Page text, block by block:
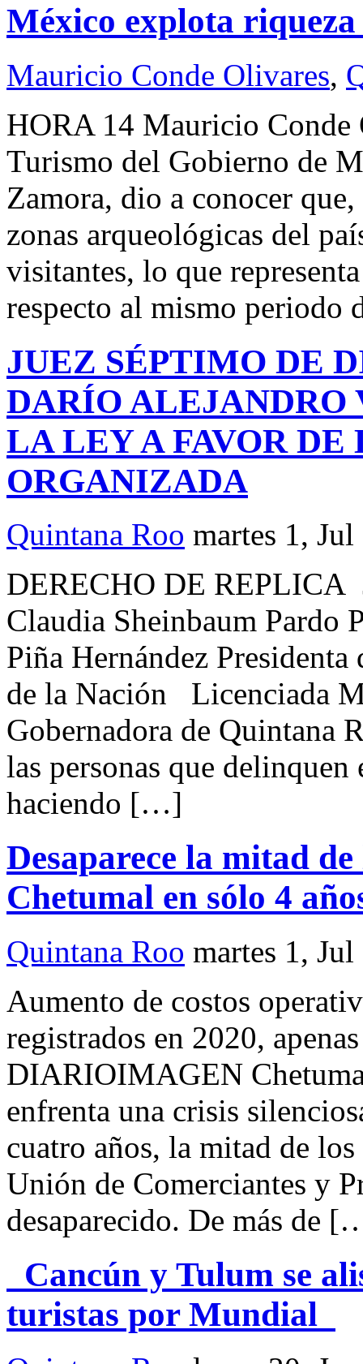
México explota
Mauricio Conde Olivares,
HORA 14 Mauricio
Turismo del Gobierno de
Zamora, dio a conocer
zonas arqueológicas del
visitantes, lo que
respecto al mismo
JUEZ SÉPTIMO DE
DARÍO
LA LEY A FAVOR
ORGANIZADA
Quintana Roo martes 1,
DERECHO DE
Claudia Sheinbaum
Piña Hernández
de la Nación Licenciada
Gobernadora de Quintana
las personas que
haciendo […]
Desaparece la mitad
Chetumal en sólo 4
Quintana Roo martes 1,
Aumento de costos
registrados en 2020,
DIARIOIMAGEN
enfrenta una crisis
cuatro años, la mitad de
Unión de Comerciantes y
desaparecido. De más de
Cancún y Tulum se
turistas por Mundial